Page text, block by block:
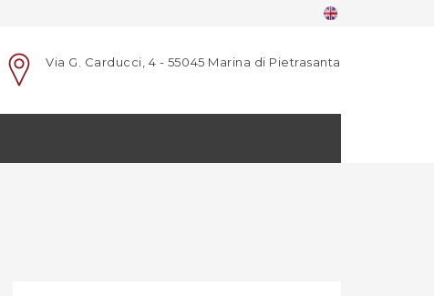
Via G. Carducci, 4 - 55045 Marina di Pietrasanta